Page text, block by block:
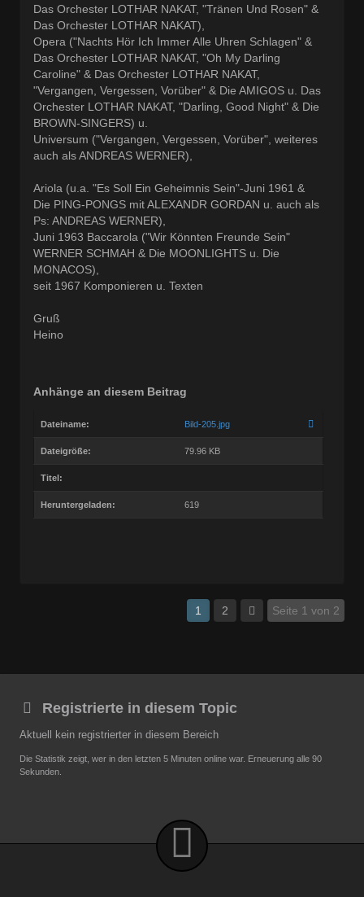
Das Orchester LOTHAR NAKAT, "Tränen Und Rosen" &
Das Orchester LOTHAR NAKAT),
Opera ("Nachts Hör Ich Immer Alle Uhren Schlagen" &
Das Orchester LOTHAR NAKAT, "Oh My Darling
Caroline" & Das Orchester LOTHAR NAKAT,
"Vergangen, Vergessen, Vorüber" & Die AMIGOS u. Das
Orchester LOTHAR NAKAT, "Darling, Good Night" & Die
BROWN-SINGERS) u.
Universum ("Vergangen, Vergessen, Vorüber", weiteres
auch als ANDREAS WERNER),
Ariola (u.a. "Es Soll Ein Geheimnis Sein"-Juni 1961 &
Die PING-PONGS mit ALEXANDR GORDAN u. auch als
Ps: ANDREAS WERNER),
Juni 1963 Baccarola ("Wir Könnten Freunde Sein"
WERNER SCHMAH & Die MOONLIGHTS u. Die
MONACOS),
seit 1967 Komponieren u. Texten
Gruß
Heino
Anhänge an diesem Beitrag
Dateiname: Bild-205.jpg
Dateigröße: 79.96 KB
Titel:
Heruntergeladen: 619
1 2 Seite 1 von 2
Registrierte in diesem Topic
Aktuell kein registrierter in diesem Bereich
Die Statistik zeigt, wer in den letzten 5 Minuten online war. Erneuerung alle 90
Sekunden.